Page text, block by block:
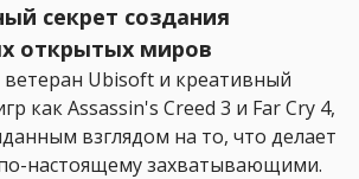
секрет создания
открытых миров
ветеран Ubisoft и креативный
как Assassin's Creed 3 и Far Cry 4,
взглядом на то, что делает
настоящему захватывающими.